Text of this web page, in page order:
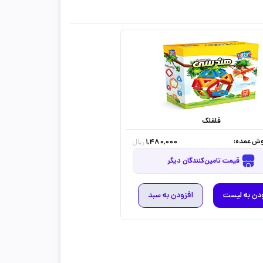
قلقلک
عمده:
1,480,000 ریال
قیمت تامین‌کنندگان دیگر
به لیست افزودن به سبد